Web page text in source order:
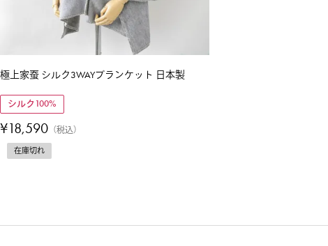
極上家蚕 シルク3WAYブランケット 日本製
シルク100%
¥18,590 税込
在庫切れ